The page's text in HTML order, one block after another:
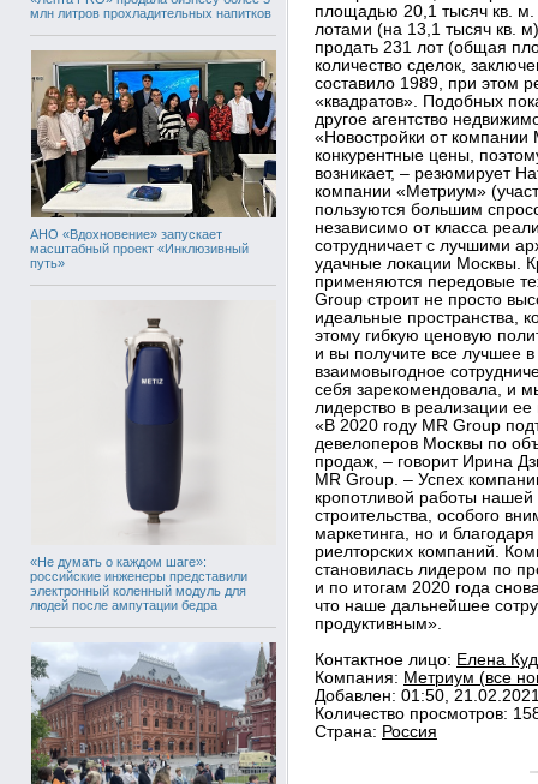
млн литров прохладительных напитков
АНО «Вдохновение» запускает
масштабный проект «Инклюзивный
путь»
«Не думать о каждом шаге»:
российские инженеры представили
электронный коленный модуль для
людей после ампутации бедра
площадью 20,1 тысяч кв.
лотами (на 13,1 тысяч кв.
продать 231 лот (общая
количество сделок,
составило 1989, при этом
«квадратов». Подобных
другое агентство
«Новостройки от компании
конкурентные цены,
возникает, – резюмирует
компании «Метриум»
пользуются большим
независимо от класса
сотрудничает с лучшими
удачные локации Москвы.
применяются передовые
Group строит не просто
идеальные пространства,
этому гибкую ценовую
и вы получите все лучшее
взаимовыгодное
себя зарекомендовала, и
лидерство в реализации ее
«В 2020 году MR Group
девелоперов Москвы по
продаж, – говорит Ирина
MR Group. – Успех
кропотливой работы нашей
строительства, особого
маркетинга, но и
риелторских компаний.
становилась лидером по
и по итогам 2020 года
что наше дальнейшее
продуктивным».
Контактное лицо: Елена
Компания: Метриум (все
Добавлен: 01:50,
Количество просмотров:
Страна: Россия